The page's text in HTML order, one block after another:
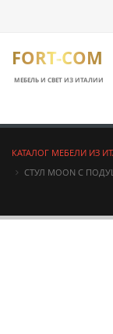
FORT-COM
МЕБЕЛЬ И СВЕТ ИЗ ИТАЛИИ
КАТАЛОГ МЕБЕЛИ ИЗ
СТУЛ MOON С